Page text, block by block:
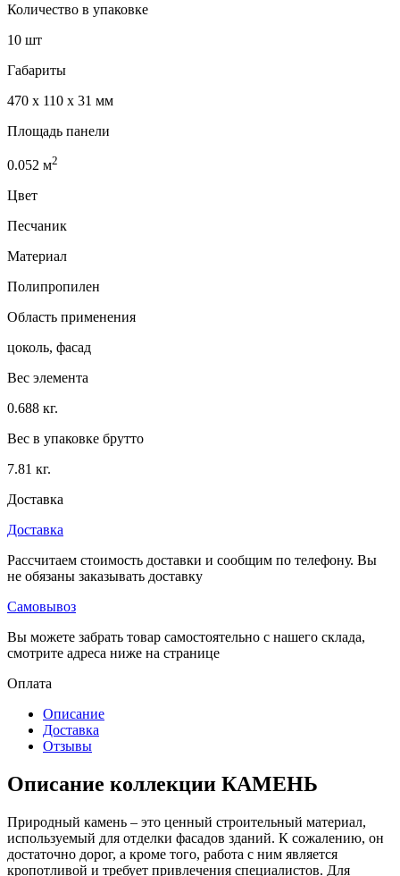
Количество в упаковке
10 шт
Габариты
470 x 110 x 31 мм
Площадь панели
0.052 м2
Цвет
Песчаник
Материал
Полипропилен
Область применения
цоколь, фасад
Вес элемента
0.688 кг.
Вес в упаковке брутто
7.81 кг.
Доставка
Доставка
Рассчитаем стоимость доставки и сообщим по телефону. Вы
не обязаны заказывать доставку
Самовывоз
Вы можете забрать товар самостоятельно с нашего склада,
смотрите адреса ниже на странице
Оплата
Описание
Доставка
Отзывы
Описание коллекции КАМЕНЬ
Природный камень – это ценный строительный материал,
используемый для отделки фасадов зданий. К сожалению, он
достаточно дорог, а кроме того, работа с ним является
кропотливой и требует привлечения специалистов. Для